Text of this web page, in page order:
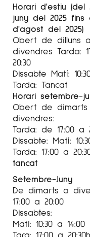
Horari d'estiu (del
juny del 2025 fins
d'agost del 2025)
Obert de dilluns a
divendres Tarda:
20:30
Dissabte Matí:
Tarda: Tancat
Horari setembre-
Obert de
divendres:
Tarda: de 17:00 a
Dissabte: Matí:
Tarda: 17:00 a
tancat
Setembre-Juny
De dimarts a
17:00 a 20:00
Dissabtes:
Mati: 10:30 a 14:00
Tara: 17:00 a 20:30h